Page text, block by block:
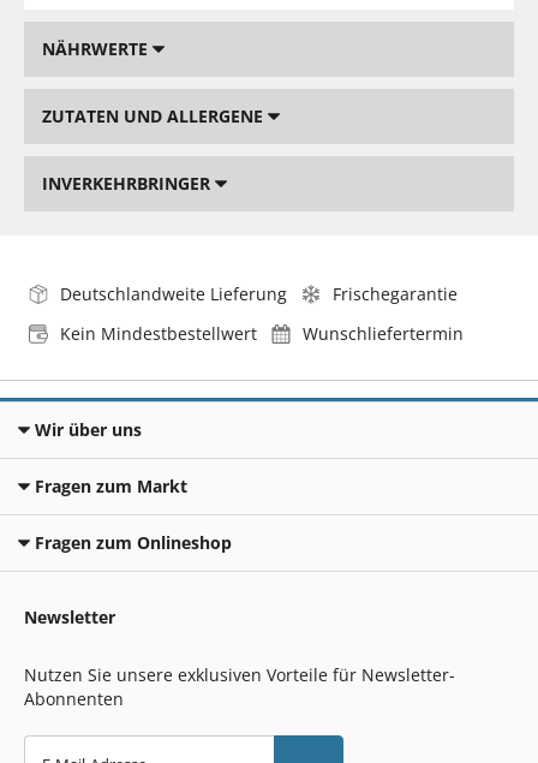
NÄHRWERTE
ZUTATEN UND ALLERGENE
INVERKEHRBRINGER
Deutschlandweite Lieferung
Frischegarantie
Kein Mindestbestellwert
Wunschliefertermin
Wir über uns
Fragen zum Markt
Fragen zum Onlineshop
Newsletter
Nutzen Sie unsere exklusiven Vorteile für Newsletter-
Abonnenten